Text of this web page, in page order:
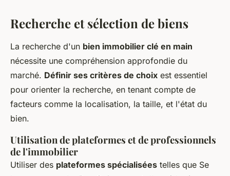
Recherche et sélection de biens
La recherche d'un bien immobilier clé en main
nécessite une compréhension approfondie du
marché. Définir ses critères de choix est essentiel
pour orienter la recherche, en tenant compte de
facteurs comme la localisation, la taille, et l'état du
bien.
Utilisation de plateformes et de professionnels
de l'immobilier
Utiliser des plateformes spécialisées telles que Se